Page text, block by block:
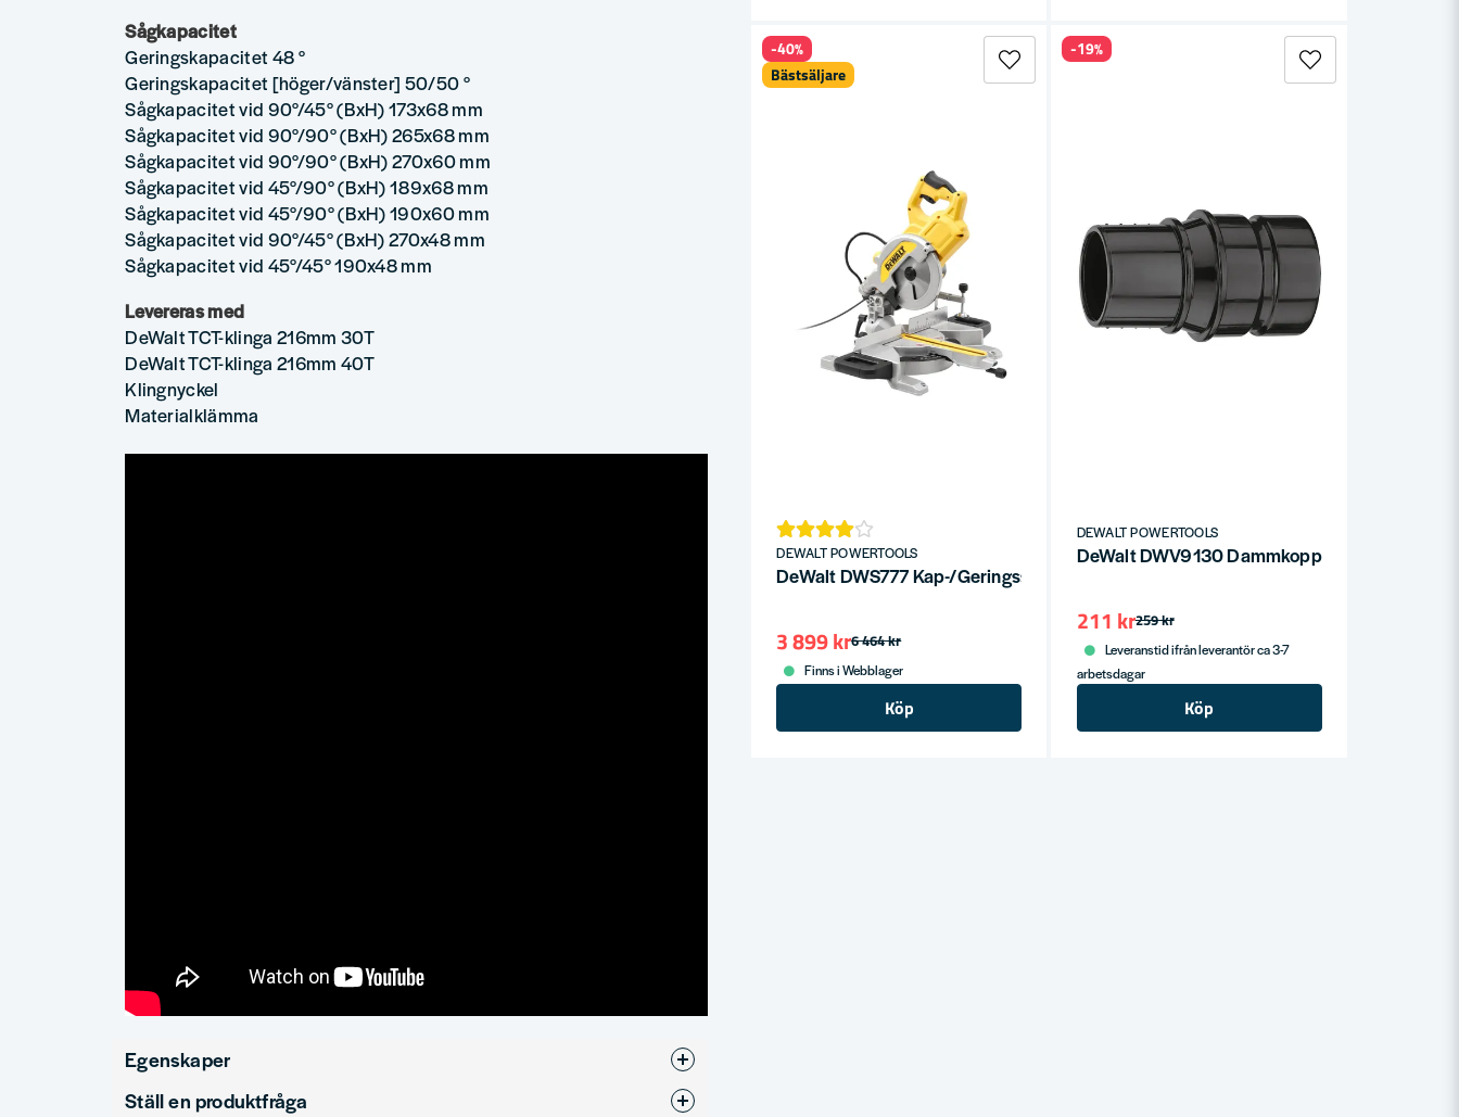
Sågkapacitet
Geringskapacitet 48 °
Geringskapacitet [höger/vänster] 50/50 °
Sågkapacitet vid 90°/45° (BxH) 173x68 mm
Sågkapacitet vid 90°/90° (BxH) 265x68 mm
Sågkapacitet vid 90°/90° (BxH) 270x60 mm
Sågkapacitet vid 45°/90° (BxH) 189x68 mm
Sågkapacitet vid 45°/90° (BxH) 190x60 mm
Sågkapacitet vid 90°/45° (BxH) 270x48 mm
Sågkapacitet vid 45°/45° 190x48 mm
Levereras med
DeWalt TCT-klinga 216mm 30T
DeWalt TCT-klinga 216mm 40T
Klingnyckel
Materialklämma
Egenskaper
Produkttyp
Ställ en produktfråga
DEWALT POWERTOOLS
DeWalt DWS777 Kap-/Geringssåg XPS 1800W 216mm
6 464 kr
3 899 kr
Finns i Webblager
Köp
-40%
Bästsäljare
DEWALT POWERTOOLS
DeWalt DWV9130 Dammkopplingssystem
259 kr
211 kr
Leveranstid ifrån leverantör ca 3-7
arbetsdagar
Köp
-19%